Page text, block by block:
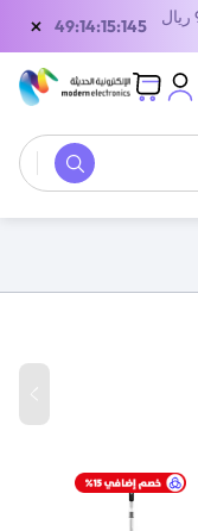
توصيل مجاني للطلبات التي تزيد قيمتها عن 99 ريال
49:14:15:145
×
الأرضيات /